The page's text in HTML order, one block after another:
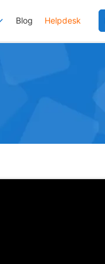
Blog Helpdesk